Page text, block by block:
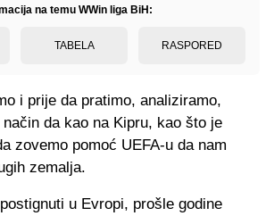
na temu WWin liga BiH:
TABELA RASPORED
i prije da pratimo, analiziramo,
da kao na Kipru, kao što je
zovemo pomoć UEFA-u da nam
zemalja.
u Evropi, prošle godine